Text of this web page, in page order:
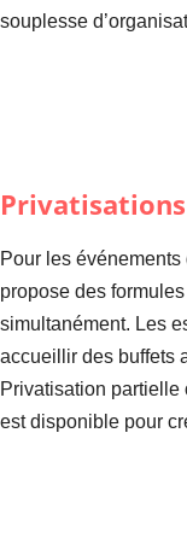
souplesse
Pour les événements
propose des
simultanément. Les
accueillir des buffets
Privatisation partielle
est disponible pour